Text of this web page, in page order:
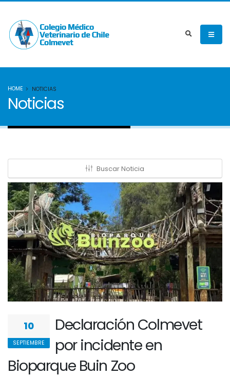
HOME NOTICIAS
Noticias
Buscar Noticia
10
SEPTIEMBRE
Declaración Colmevet
por incidente en
Bioparque Buin Zoo